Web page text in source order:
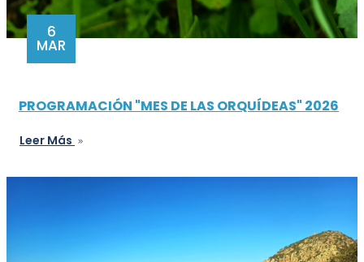
6
MAR
PROGRAMACIÓN "MES DE LAS ORQUÍDEAS" 2026
Leer Más